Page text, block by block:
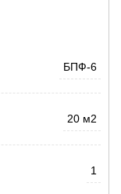
БПФ-6
20 м2
1